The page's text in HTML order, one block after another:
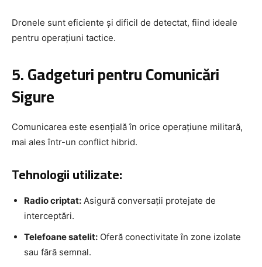
Dronele sunt eficiente și dificil de detectat, fiind ideale
pentru operațiuni tactice.
5. Gadgeturi pentru Comunicări
Sigure
Comunicarea este esențială în orice operațiune militară,
mai ales într-un conflict hibrid.
Tehnologii utilizate:
Radio criptat: Asigură conversații protejate de
interceptări.
Telefoane satelit: Oferă conectivitate în zone izolate
sau fără semnal.